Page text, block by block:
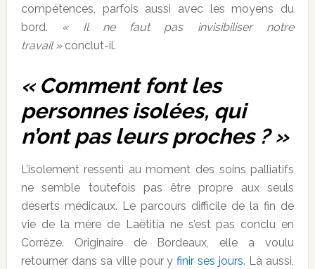
compétences, parfois aussi avec les moyens du
bord. « Il ne faut pas invisibiliser notre
travail »conclut-il.
« Comment font les
personnes isolées, qui
n’ont pas leurs proches ? »
L’isolement ressenti au moment des soins palliatifs
ne semble toutefois pas être propre aux seuls
déserts médicaux. Le parcours difficile de la fin de
vie de la mère de Laëtitia ne s’est pas conclu en
Corrèze. Originaire de Bordeaux, elle a voulu
retourner dans sa ville pour yfinir ses jours. Là aussi,